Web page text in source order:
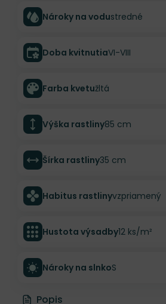
Nároky na vodustredné
Doba kvitnutiaVI-VIII
Farba kvetužltá
Výška rastliny85 cm
Šírka rastliny35 cm
Habitus rastlinyvzpriamený
Hustota výsadby12 ks/m²
Nároky na slnkoS
Popis